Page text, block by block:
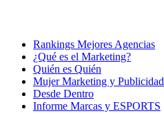
Rankings Mejores Agencias
¿Qué es el Marketing?
Quién es Quién
Mujer Marketing y Publicidad
Desde Dentro
Informe Marcas y ESPORTS